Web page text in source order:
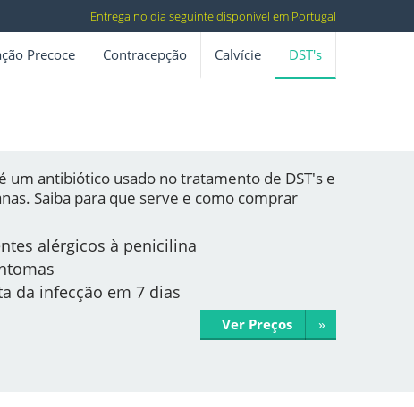
Entrega no dia seguinte disponível em Portugal
Precoce Contracepção Calvície DST's
um antibiótico usado no tratamento de DST's e
Saiba para que serve e como comprar
alérgicos à penicilina
da infecção em 7 dias
Ver Preços »